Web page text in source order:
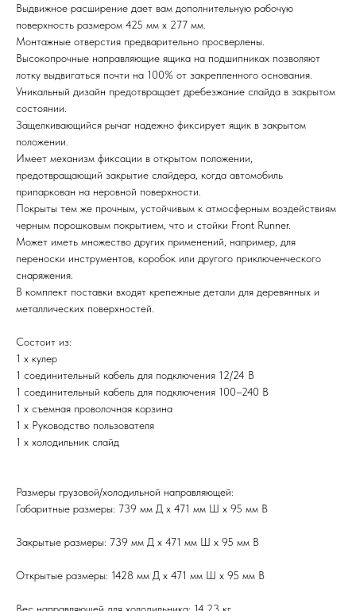
Выдвижное расширение дает вам дополнительную рабочую
поверхность размером 425 мм x 277 мм.
Монтажные отверстия предварительно просверлены.
Высокопрочные направляющие ящика на подшипниках позволяют
лотку выдвигаться почти на 100% от закрепленного основания.
Уникальный дизайн предотвращает дребезжание слайда в закрытом
состоянии.
Защелкивающийся рычаг надежно фиксирует ящик в закрытом
положении.
Имеет механизм фиксации в открытом положении,
предотвращающий закрытие слайдера, когда автомобиль
припаркован на неровной поверхности.
Покрыты тем же прочным, устойчивым к атмосферным воздействиям
черным порошковым покрытием, что и стойки Front Runner.
Может иметь множество других применений, например, для
переноски инструментов, коробок или другого приключенческого
снаряжения.
В комплект поставки входят крепежные детали для деревянных и
металлических поверхностей.
Состоит из:
1 х кулер
1 соединительный кабель для подключения 12/24 В
1 соединительный кабель для подключения 100–240 В
1 х съемная проволочная корзина
1 х Руководство пользователя
1 х холодильник слайд
Размеры грузовой/холодильной направляющей:
Габаритные размеры: 739 мм Д x 471 мм Ш x 95 мм В
Закрытые размеры: 739 мм Д x 471 мм Ш x 95 мм В
Открытые размеры: 1428 мм Д x 471 мм Ш x 95 мм В